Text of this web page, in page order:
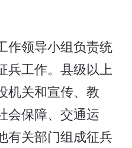
作领导小组负责统
兵工作。县级以上
机关和宣传、教
会保障、交通运
有关部门组成征兵